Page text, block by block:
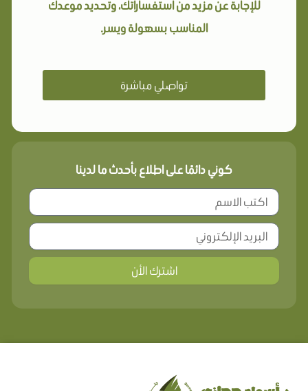
للإجابة عن مزيد من استفساراتك، وتحديد موعدك
المناسب بسهولة ويسر.
تواصلي مباشرة
كوني دائمًا على اطلاع بأحدث ما لدينا
اشترك الأن